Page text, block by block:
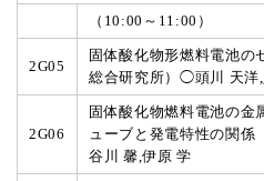
（10:00～11:00）
2G05
固体酸化物形燃料電池の
総合研究所）◯頭川 天洋
2G06
固体酸化物燃料電池の金
ューブと発電特性の関
谷川 馨,伊原 学